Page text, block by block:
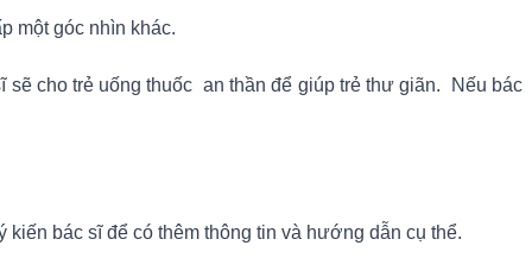
một góc nhìn khác.
cho trẻ uống thuốc an thần để giúp trẻ thư giãn. Nếu bác
bác sĩ để có thêm thông tin và hướng dẫn cụ thể.